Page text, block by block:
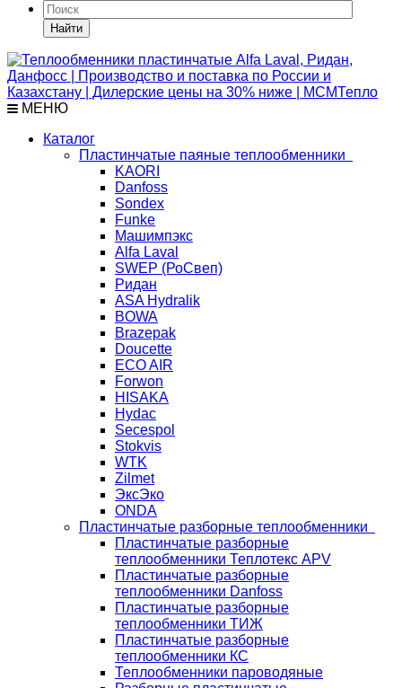
Найти
МЕНЮ
Каталог
Пластинчатые паяные теплообменники
KAORI
Danfoss
Sondex
Funke
Машимпэкс
Alfa Laval
SWEP (РоСвеп)
Ридан
ASA Hydralik
BOWA
Brazepak
Doucette
ECO AIR
Forwon
HISAKA
Hydac
Secespol
Stokvis
WTK
Zilmet
ЭксЭко
ONDA
Пластинчатые разборные теплообменники
Пластинчатые разборные
теплообменники Теплотекс APV
Пластинчатые разборные
теплообменники Danfoss
Пластинчатые разборные
теплообменники ТИЖ
Пластинчатые разборные
теплообменники КC
Теплообменники пароводяные